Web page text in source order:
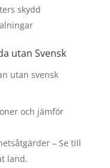
skydd
utan Svensk
utan svensk
och jämför
– Se till
land.